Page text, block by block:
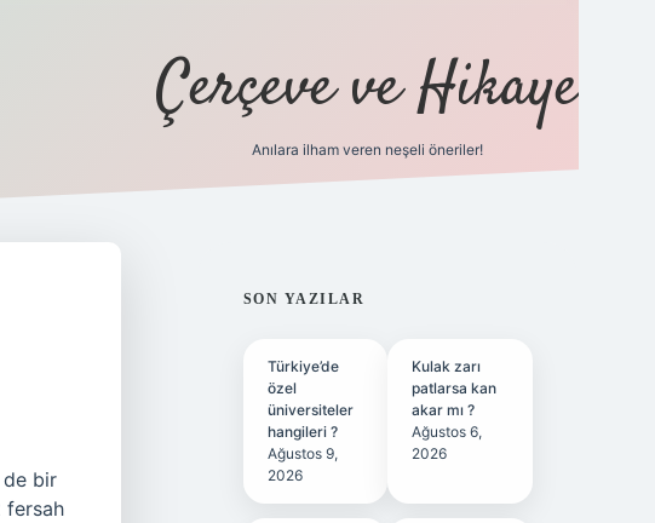
Çerçeve ve Hikaye
Anılara ilham veren neşeli öneriler!
de bir
fersah
SIDEBAR
SON YAZILAR
Türkiye’de
özel
üniversiteler
hangileri ?
Ağustos 9,
2026
Kulak zarı
patlarsa kan
akar mı ?
Ağustos 6,
2026